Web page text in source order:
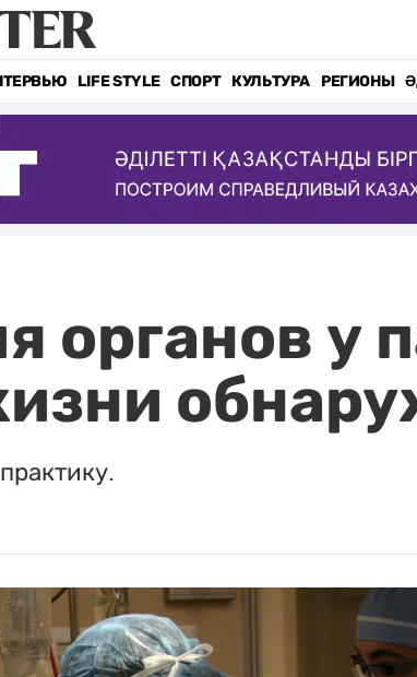
LIFE STYLE СПОРТ КУЛЬТУРА РЕГИОНЫ
органов у